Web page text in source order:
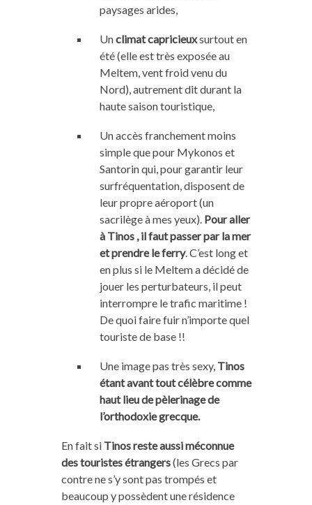
paysages arides,
Unclimat capricieuxsurtout en
été (elle est très exposée au
Meltem, vent froid venu du
Nord), autrement dit durant la
haute saison touristique,
Un accès franchement moins
simple que pour Mykonos et
Santorin qui, pour garantir leur
surfréquentation, disposent de
leur propre aéroport (un
sacrilège à mes yeux). Pour aller
à Tinos , il faut passer par la mer
et prendre le ferry. C’est long et
en plus si le Meltem a décidé de
jouer les perturbateurs, il peut
interrompre le trafic maritime !
De quoi faire fuir n’importe quel
touriste de base !!
Une image pas très sexy, Tinos
étant avant tout célèbre comme
haut lieu de pèlerinage de
l’orthodoxie grecque.
En fait si Tinos reste aussi méconnue
des touristes étrangers(les Grecs par
contre ne s’y sont pas trompés et
beaucoup y possèdent une résidence